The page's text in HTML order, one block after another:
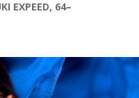
EXPEED, 64–